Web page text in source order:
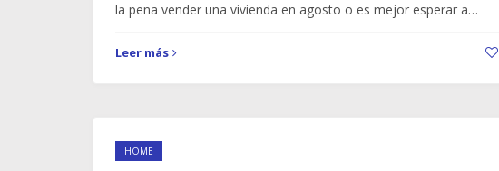
la pena vender una vivienda en agosto o es mejor esperar a…
Leer más
HOME